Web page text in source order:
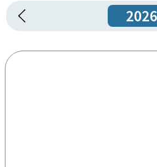
2026